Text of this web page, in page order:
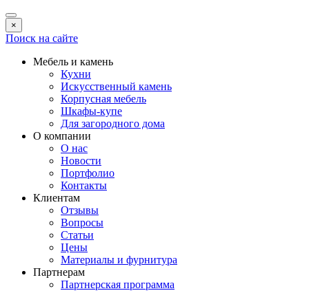
×
Поиск на сайте
Мебель и камень
Кухни
Искусственный камень
Корпусная мебель
Шкафы-купе
Для загородного дома
О компании
О нас
Новости
Портфолио
Контакты
Клиентам
Отзывы
Вопросы
Статьи
Цены
Материалы и фурнитура
Партнерам
Партнерская программа